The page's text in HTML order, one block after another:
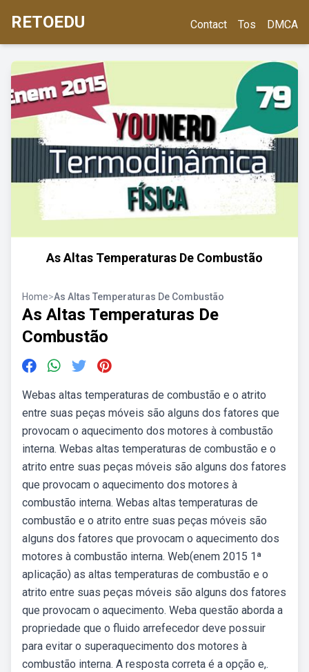
RETOEDU Contact Tos DMCA
As Altas Temperaturas De Combustão
Home>As Altas Temperaturas De Combustão
As Altas Temperaturas De
Combustão
Webas altas temperaturas de combustão e o atrito
entre suas peças móveis são alguns dos fatores que
provocam o aquecimento dos motores à combustão
interna. Webas altas temperaturas de combustão e o
atrito entre suas peças móveis são alguns dos fatores
que provocam o aquecimento dos motores à
combustão interna. Webas altas temperaturas de
combustão e o atrito entre suas peças móveis são
alguns dos fatores que provocam o aquecimento dos
motores à combustão interna. Web(enem 2015 1ª
aplicação) as altas temperaturas de combustão e o
atrito entre suas peças móveis são alguns dos fatores
que provocam o aquecimento. Weba questão aborda a
propriedade que o fluido arrefecedor deve possuir
para evitar o superaquecimento dos motores à
combustão interna. A resposta correta é a opção e,.